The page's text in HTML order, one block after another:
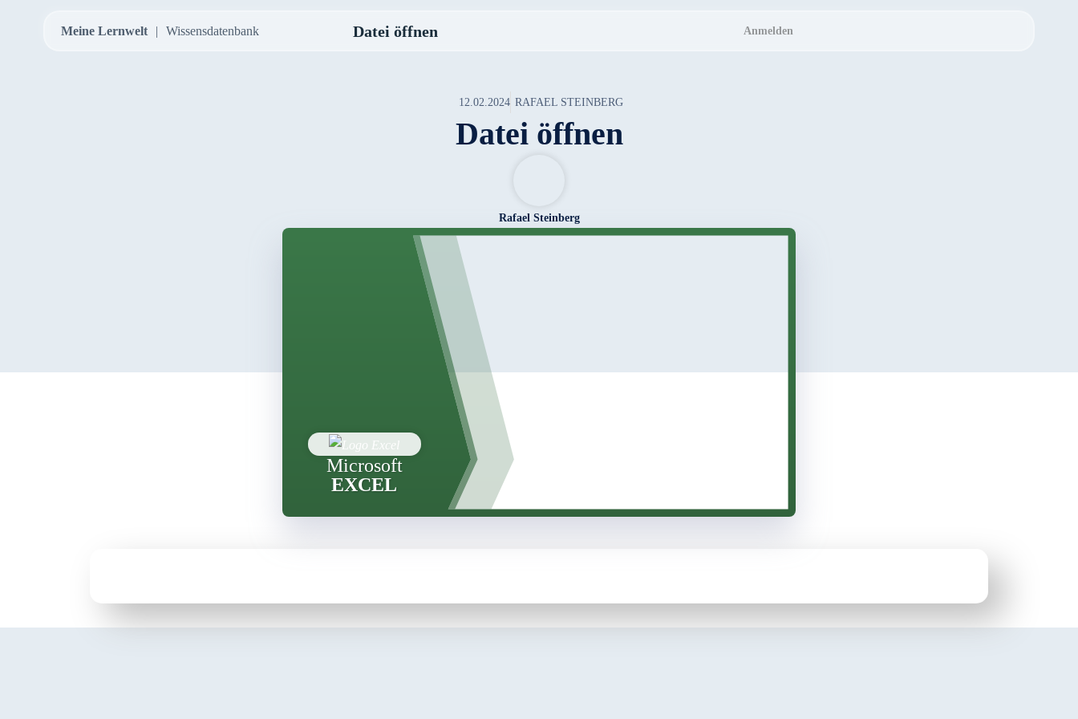
Meine Lernwelt Wissensdatenbank Datei öffnen Anmelden
12.02.2024 RAFAEL STEINBERG
Datei öffnen
Rafael Steinberg
Microsoft
EXCEL